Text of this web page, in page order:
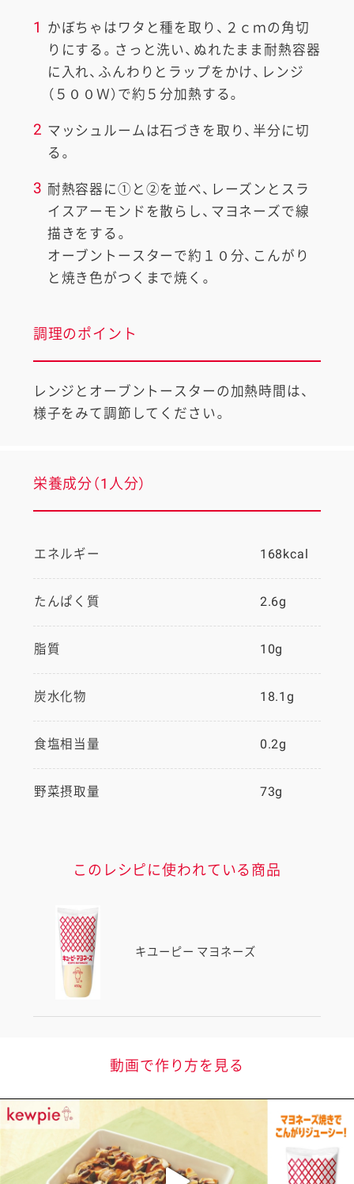
1 かぼちゃはワタと種を取り、２ｃｍの角切
りにする。さっと洗い、ぬれたまま耐熱容器
に入れ、ふんわりとラップをかけ、レンジ
（５００Ｗ）で約５分加熱する。
2 マッシュルームは石づきを取り、半分に切
る。
3 耐熱容器に①と②を並べ、レーズンとスラ
イスアーモンドを散らし、マヨネーズで線
描きをする。
オーブントースターで約１０分、こんがり
と焼き色がつくまで焼く。
調理のポイント
レンジとオーブントースターの加熱時間は、
様子をみて調節してください。
栄養成分（1人分）
エネルギー 168kcal
たんぱく質 2.6g
脂質 10g
炭水化物 18.1g
食塩相当量 0.2g
野菜摂取量 73g
このレシピに使われている商品
キユーピー マヨネーズ
動画で作り方を見る